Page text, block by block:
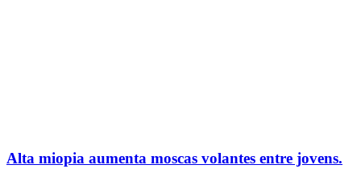
Alta miopia aumenta moscas volantes entre jovens.